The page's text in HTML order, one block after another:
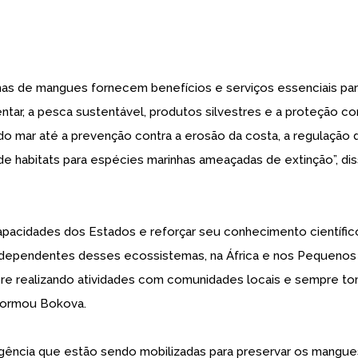
de mangues fornecem benefícios e serviços essenciais
a pesca sustentável, produtos silvestres e a proteção
mar até a prevenção contra a erosão da costa, a regulação
para espécies marinhas ameaçadas de extinção”,
dos Estados e reforçar seu conhecimento
desses ecossistemas, na África e nos Pequenos
realizando atividades com comunidades locais e sempre
Bokova.
que estão sendo mobilizadas para preservar os